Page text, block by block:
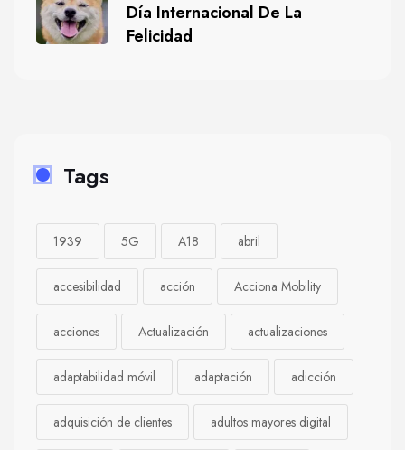
Día Internacional De La
Felicidad
Tags
1939 5G A18 abril
accesibilidad acción Acciona Mobility
acciones Actualización actualizaciones
adaptabilidad móvil adaptación adicción
adquisición de clientes adultos mayores digital